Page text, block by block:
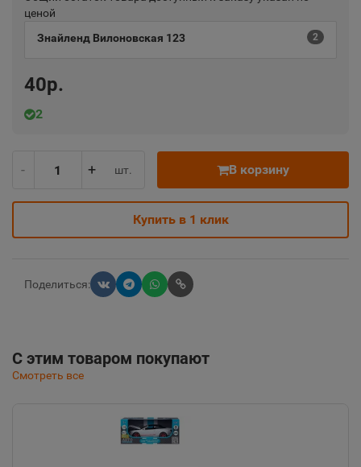
ценой
Знайленд Вилоновская 123
2
40р.
2
- + шт. В корзину
Купить в 1 клик
Поделиться:
С этим товаром покупают
Смотреть все